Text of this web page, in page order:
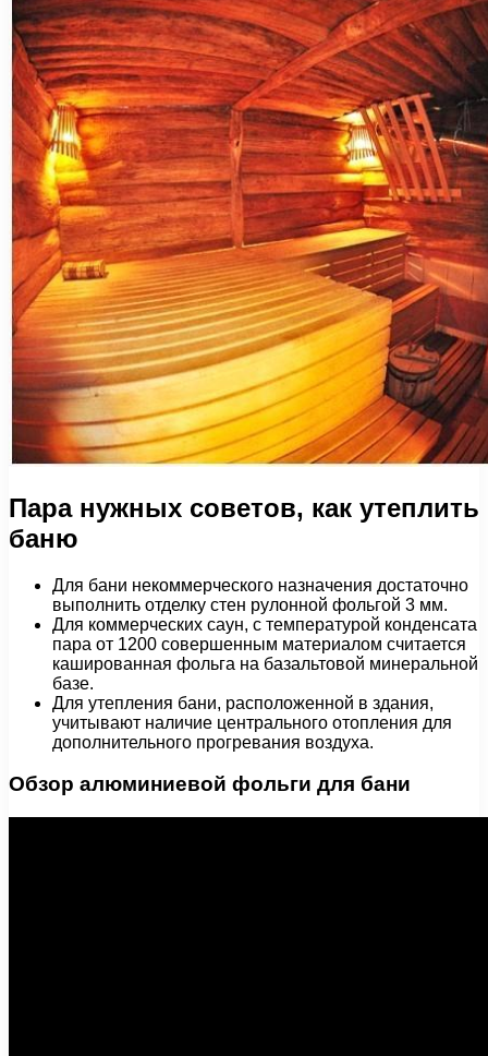
Пара нужных советов, как утеплить
баню
Для бани некоммерческого назначения достаточно
выполнить отделку стен рулонной фольгой 3 мм.
Для коммерческих саун, с температурой конденсата
пара от 1200 совершенным материалом считается
кашированная фольга на базальтовой минеральной
базе.
Для утепления бани, расположенной в здания,
учитывают наличие центрального отопления для
дополнительного прогревания воздуха.
Обзор алюминиевой фольги для бани